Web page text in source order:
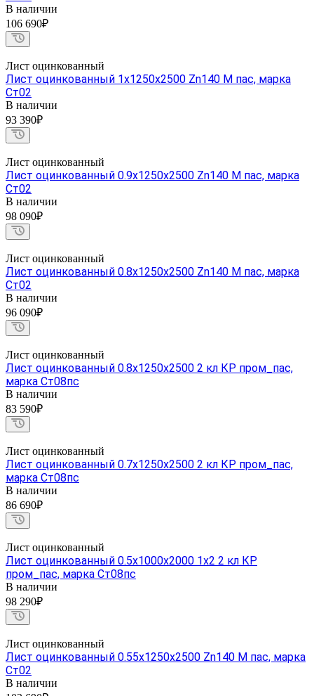
В наличии
106 690₽
Лист оцинкованный
Лист оцинкованный 1х1250х2500 Zn140 М пас, марка
Ст02
В наличии
93 390₽
Лист оцинкованный
Лист оцинкованный 0.9х1250х2500 Zn140 М пас, марка
Ст02
В наличии
98 090₽
Лист оцинкованный
Лист оцинкованный 0.8х1250х2500 Zn140 М пас, марка
Ст02
В наличии
96 090₽
Лист оцинкованный
Лист оцинкованный 0.8х1250х2500 2 кл КР пром_пас,
марка Ст08пс
В наличии
83 590₽
Лист оцинкованный
Лист оцинкованный 0.7х1250х2500 2 кл КР пром_пас,
марка Ст08пс
В наличии
86 690₽
Лист оцинкованный
Лист оцинкованный 0.5х1000х2000 1х2 2 кл КР
пром_пас, марка Ст08пс
В наличии
98 290₽
Лист оцинкованный
Лист оцинкованный 0.55х1250х2500 Zn140 М пас, марка
Ст02
В наличии